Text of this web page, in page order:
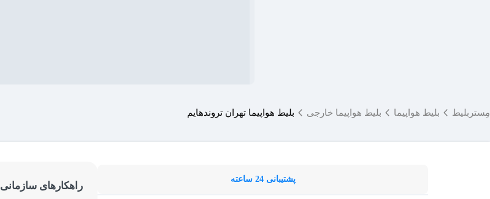
مِستربلیط بلیط هواپیما بلیط هواپیما خارجی بلیط هواپیما تهران تروندهایم
پشتیبانی 24 ساعته
راهکارهای سازمانی